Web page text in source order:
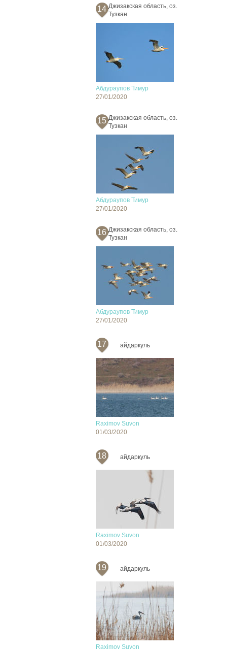
14 Джизакская область, оз.
Тузкан
Абдураупов Тимур
27/01/2020
15 Джизакская область, оз.
Тузкан
Абдураупов Тимур
27/01/2020
16 Джизакская область, оз.
Тузкан
Абдураупов Тимур
27/01/2020
17 айдаркуль
Raximov Suvon
01/03/2020
18 айдаркуль
Raximov Suvon
01/03/2020
19 айдаркуль
Raximov Suvon